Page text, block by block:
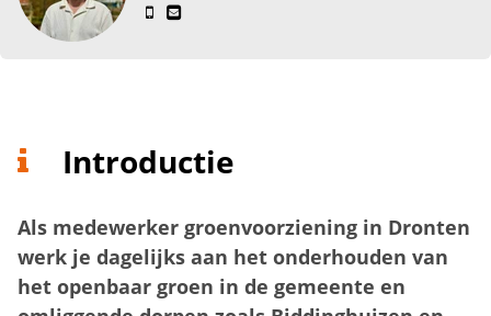
Introductie
Als medewerker groenvoorziening in Dronten
werk je dagelijks aan het onderhouden van
het openbaar groen in de gemeente en